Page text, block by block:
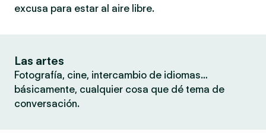
excusa para estar al aire libre.
Las artes
Fotografía, cine, intercambio de idiomas…
básicamente, cualquier cosa que dé tema de
conversación.